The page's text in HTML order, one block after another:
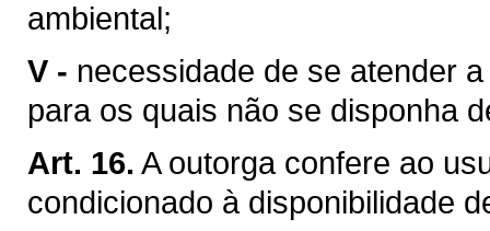
ambiental;
V - necessidade de se atender
para os quais não se disponha
Art. 16. A outorga confere ao
condicionado à disponibilidade